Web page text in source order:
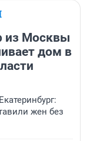
из Москвы
дом в
жен без